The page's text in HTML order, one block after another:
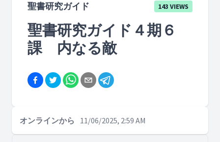
聖書研究ガイド 143 VIEWS
聖書研究ガイド４期６
課 内なる敵
オンラインから 11/06/2025, 2:59 AM